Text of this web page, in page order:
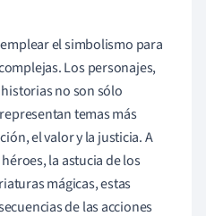
el simbolismo para
Los personajes,
no son sólo
temas más
el valor y la justicia. A
la astucia de los
mágicas, estas
de las acciones